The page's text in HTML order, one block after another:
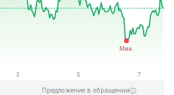
$0.000171
Предложение в обращении